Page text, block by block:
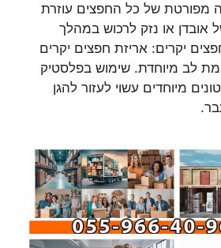
מפורטת של כל החפצים עוזרת
אובדן או נזק לרכוש במהלך
יקרים: אריזת חפצים יקרים
לב מיוחדת. שימוש בפלסטיק
מיוחדים עשוי לעזור להגן